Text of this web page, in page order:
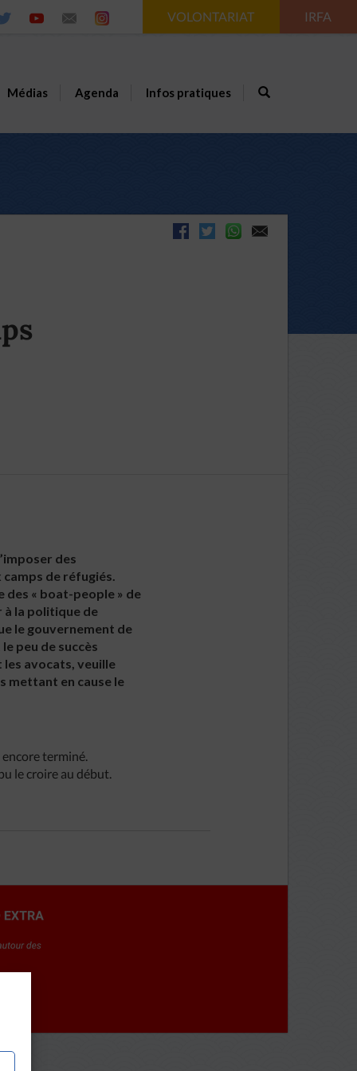
VOLONTARIAT IRFA
Médias Agenda Infos pratiques
des
de réfugiés.
des « boat-people » de
à la politique de
le gouvernement de
peu de succès
les avocats, veuille
mettant en cause le
encore terminé.
le croire au début.